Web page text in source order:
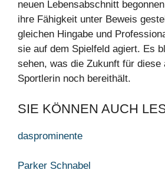
neuen Lebensabschnitt
ihre Fähigkeit unter Beweis
gleichen Hingabe und
sie auf dem Spielfeld agiert. Es
sehen, was die Zukunft für diese
Sportlerin noch bereithält.
SIE KÖNNEN AUCH
dasprominente
Parker Schnabel